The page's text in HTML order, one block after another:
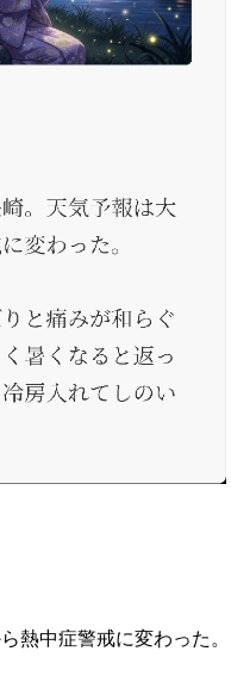
熱中症警戒に変わった。